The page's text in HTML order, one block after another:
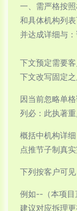
一、需严格按
和具体机构列
并达成详细与
下文预定需要
下文改写固定
因当前忽略单
列必：此执著
概括中机构详
点推节子制真
下列按客户可
例如--（本项目
建议对应拆理